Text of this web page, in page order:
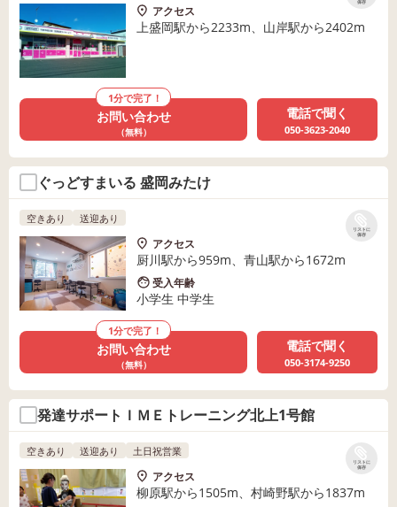
保存
アクセス
上盛岡駅から2233m、山岸駅から2402m
1分で完了！
お問い合わせ
（無料）
電話で聞く
050-3623-2040
ぐっどすまいる 盛岡みたけ
リストに
保存
空きあり 送迎あり
アクセス
厨川駅から959m、青山駅から1672m
受入年齢
小学生 中学生
1分で完了！
お問い合わせ
（無料）
電話で聞く
050-3174-9250
発達サポートＩＭＥトレーニング北上1号館
リストに
保存
空きあり 送迎あり 土日祝営業
アクセス
柳原駅から1505m、村崎野駅から1837m